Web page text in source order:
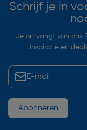
Schrijf je in
Je ontvangt van ons
inspiratie en
Abonneren